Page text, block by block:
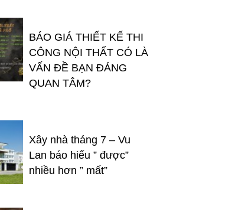
BÁO GIÁ THIẾT KẾ THI
CÔNG NỘI THẤT CÓ LÀ
VẤN ĐỀ BẠN ĐÁNG
QUAN TÂM?
Xây nhà tháng 7 – Vu
Lan báo hiếu ” được”
nhiều hơn ” mất”